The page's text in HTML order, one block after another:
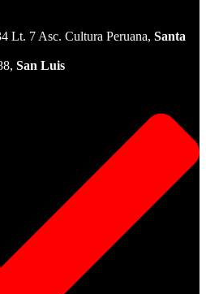
Lt. 7 Asc. Cultura Peruana, Santa
San Luis